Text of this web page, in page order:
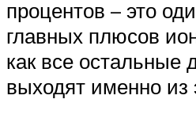
процентов – это
главных плюсов
как все остальные
выходят именно из